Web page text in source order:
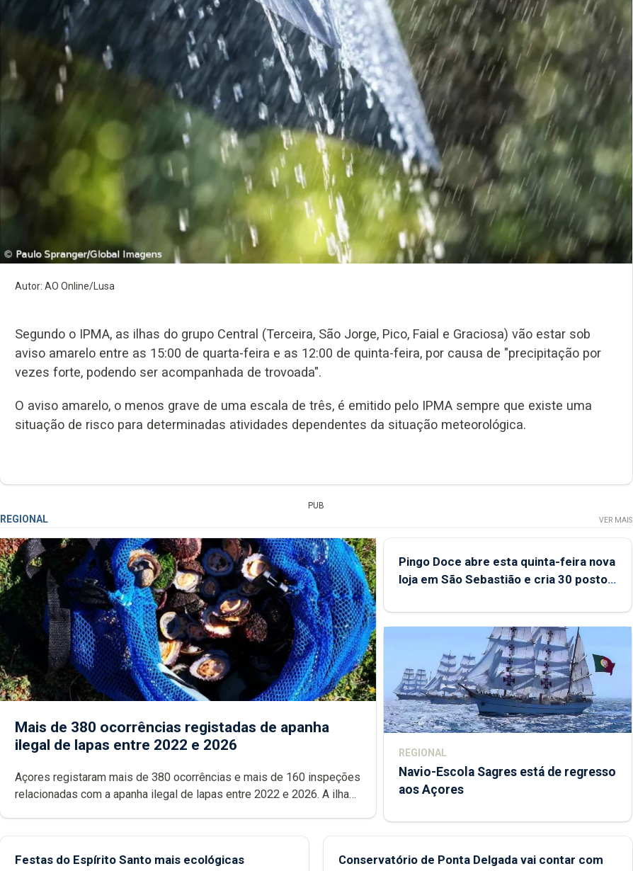
Autor: AO Online/Lusa
Segundo o IPMA, as ilhas do grupo Central (Terceira, São Jorge, Pico, Faial e Graciosa) vão estar sob
aviso amarelo entre as 15:00 de quarta-feira e as 12:00 de quinta-feira, por causa de "precipitação por
vezes forte, podendo ser acompanhada de trovoada".
O aviso amarelo, o menos grave de uma escala de três, é emitido pelo IPMA sempre que existe uma
situação de risco para determinadas atividades dependentes da situação meteorológica.
PUB
REGIONAL VER MAIS
Mais de 380 ocorrências registadas de apanha
ilegal de lapas entre 2022 e 2026
Açores registaram mais de 380 ocorrências e mais de 160 inspeções
relacionadas com a apanha ilegal de lapas entre 2022 e 2026. A ilha
Pingo Doce abre esta quinta-feira nova
loja em São Sebastião e cria 30 postos
REGIONAL
Navio-Escola Sagres está de regresso
aos Açores
Festas do Espírito Santo mais ecológicas
Conservatório de Ponta Delgada vai contar com